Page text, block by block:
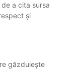
a cita sursa
și
găzduiește